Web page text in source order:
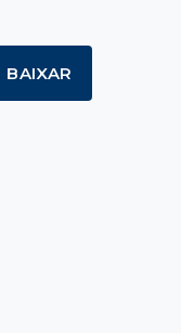
BAIXAR